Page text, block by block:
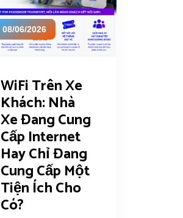
08/06/2026
WiFi Trên Xe
Khách: Nhà
Xe Đang Cung
Cấp Internet
Hay Chỉ Đang
Cung Cấp Một
Tiện Ích Cho
Có?